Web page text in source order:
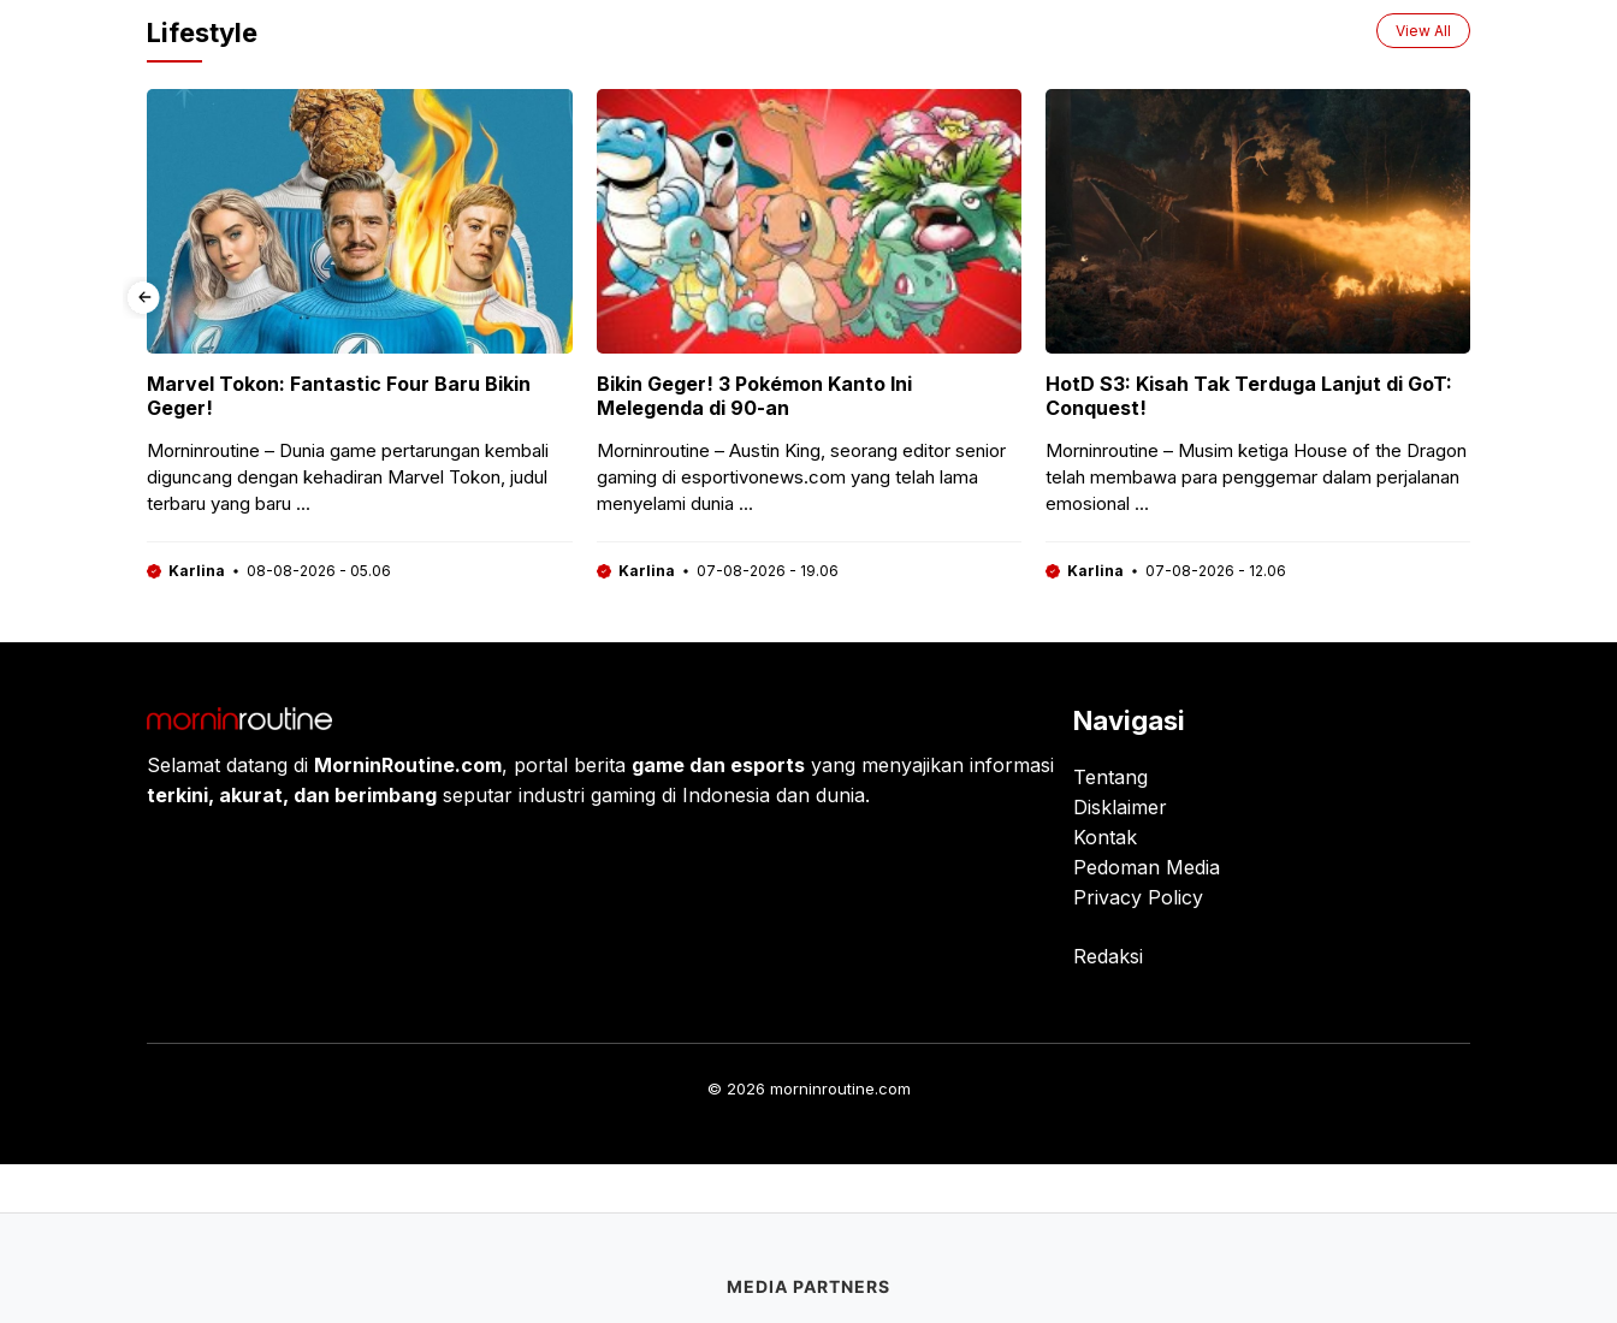
Lifestyle View All
Marvel Tokon: Fantastic Four Baru Bikin
Morninroutine – Dunia game pertarungan kembali
diguncang dengan kehadiran Marvel Tokon, judul
terbaru yang baru ...
Karlina 08-08-2026 - 05.06
Bikin Geger! 3 Pokémon Kanto Ini
Melegenda di 90-an
Morninroutine – Austin King, seorang editor senior
gaming di esportivonews.com yang telah lama
menyelami dunia ...
Karlina 07-08-2026 - 19.06
HotD S3: Kisah Tak Terduga Lanjut di GoT:
Conquest!
Morninroutine – Musim ketiga House of the Dragon
telah membawa para penggemar dalam perjalanan
emosional ...
Karlina 07-08-2026 - 12.06
Rahasia Celana
Morninroutine – Sulit
telah berlalu sejak
Selamat datang di MorninRoutine.com, portal berita game dan esports yang menyajikan informasi
terkini, akurat, dan berimbang seputar industri gaming di Indonesia dan dunia.
Navigasi
Tentang
Disklaimer
Kontak
Pedoman Media
Privacy Policy
Redaksi
© 2026 morninroutine.com
MEDIA PARTNERS